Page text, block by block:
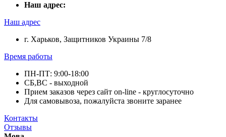
Наш адрес:
Наш адрес
г. Харьков, Защитников Украины 7/8
Время работы
ПН-ПТ: 9:00-18:00
СБ,ВС - выходной
Прием заказов через сайт on-line - круглосуточно
Для самовывоза, пожалуйста звоните заранее
Контакты
Отзывы